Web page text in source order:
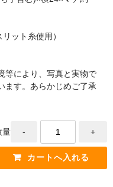
ット糸使用）
等により、写真と実物で
ます。あらかじめご了承
量